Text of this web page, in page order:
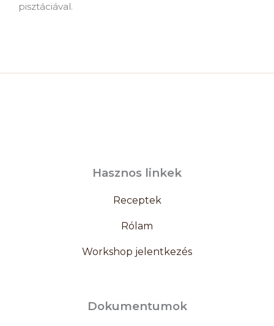
pisztáciával.
Hasznos linkek
Receptek
Rólam
Workshop jelentkezés
Dokumentumok